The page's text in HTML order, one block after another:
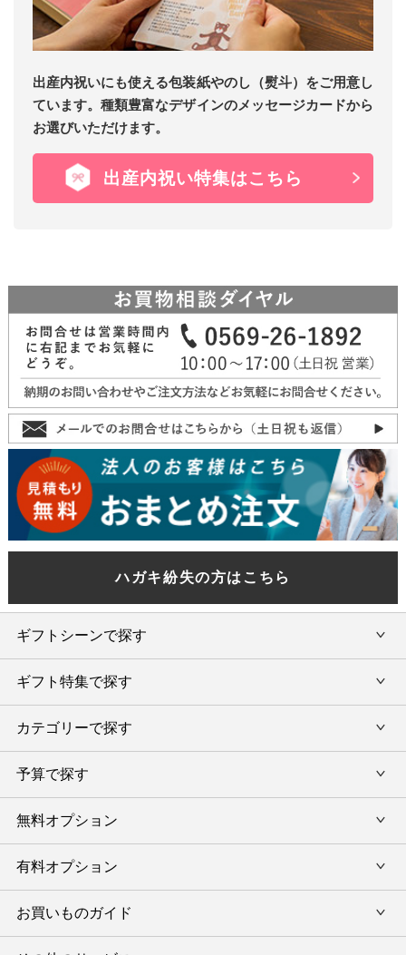
出産内祝いにも使える包装紙やのし（熨斗）をご用意し
ています。種類豊富なデザインのメッセージカードから
お選びいただけます。
出産内祝い特集はこちら
ハガキ紛失の方はこちら
ギフトシーンで探す
出産内祝い・お返し
香典返し・法要引出物
新築内祝い・引越ご挨拶
ギフト特集で探す
旅行カタログギフト
カタログギフトランキング
今治タオル特集
カテゴリーで探す
カタログギフト
グルメ限定カタログギフト
タオルギフト
予算で探す
カタログギフトを予算で選ぶ
タオルギフトを予算で選ぶ
その他のギフトを予算で選ぶ
無料オプション
ラッピング
のし
有料オプション
風呂敷
お買いものガイド